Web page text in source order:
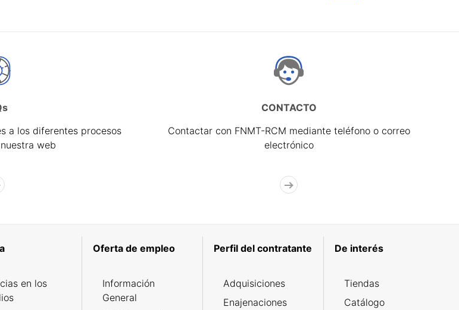
a los diferentes procesos
web
CONTACTO
Contactar con FNMT-RCM mediante teléfono o correo
electrónico
en los
Oferta de empleo
Información
General
Perfil del contratante
Adquisiciones
Enajenaciones
De interés
Tiendas
Catálogo